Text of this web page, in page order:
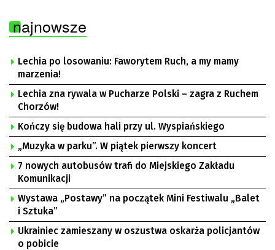
najnowsze
Lechia po losowaniu: Faworytem Ruch, a my mamy
marzenia!
Lechia zna rywala w Pucharze Polski – zagra z Ruchem
Chorzów!
Kończy się budowa hali przy ul. Wyspiańskiego
„Muzyka w parku”. W piątek pierwszy koncert
7 nowych autobusów trafi do Miejskiego Zakładu
Komunikacji
Wystawa „Postawy” na początek Mini Festiwalu „Balet
i Sztuka”
Ukrainiec zamieszany w oszustwa oskarża policjantów
o pobicie